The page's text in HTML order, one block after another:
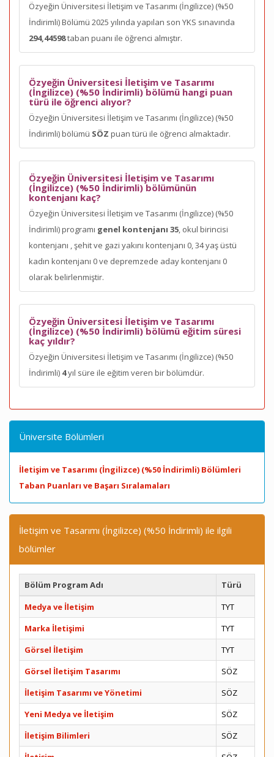
Özyeğin Üniversitesi İletişim ve Tasarımı (İngilizce) (%50
İndirimli) Bölümü 2025 yılında yapılan son YKS sınavında
294,44598taban puanı ile öğrenci almıştır.
Özyeğin Üniversitesi İletişim ve Tasarımı
(İngilizce) (%50 İndirimli) bölümü hangi puan
türü ile öğrenci alıyor?
Özyeğin Üniversitesi İletişim ve Tasarımı (İngilizce) (%50
İndirimli) bölümü SÖZ puan türü ile öğrenci almaktadır.
Özyeğin Üniversitesi İletişim ve Tasarımı
(İngilizce) (%50 İndirimli) bölümünün
kontenjanı kaç?
Özyeğin Üniversitesi İletişim ve Tasarımı (İngilizce) (%50
İndirimli) programı genel kontenjanı 35, okul birincisi
kontenjanı , şehit ve gazi yakını kontenjanı 0, 34 yaş üstü
kadın kontenjanı 0 ve depremzede aday kontenjanı 0
olarak belirlenmiştir.
Özyeğin Üniversitesi İletişim ve Tasarımı
(İngilizce) (%50 İndirimli) bölümü eğitim süresi
kaç yıldır?
Özyeğin Üniversitesi İletişim ve Tasarımı (İngilizce) (%50
İndirimli) 4yıl süre ile eğitim veren bir bölümdür.
Üniversite Bölümleri
İletişim ve Tasarımı (İngilizce) (%50 İndirimli) Bölümleri
Taban Puanları ve Başarı Sıralamaları
İletişim ve Tasarımı (İngilizce) (%50 İndirimli) ile ilgili
bölümler
Bölüm Program Adı
Türü
Medya ve İletişim
TYT
Marka İletişimi
TYT
Görsel İletişim
TYT
Görsel İletişim Tasarımı
SÖZ
İletişim Tasarımı ve Yönetimi
SÖZ
Yeni Medya ve İletişim
SÖZ
İletişim Bilimleri
SÖZ